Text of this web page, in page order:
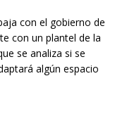
con el gobierno de
con un plantel de la
se analiza si se
algún espacio